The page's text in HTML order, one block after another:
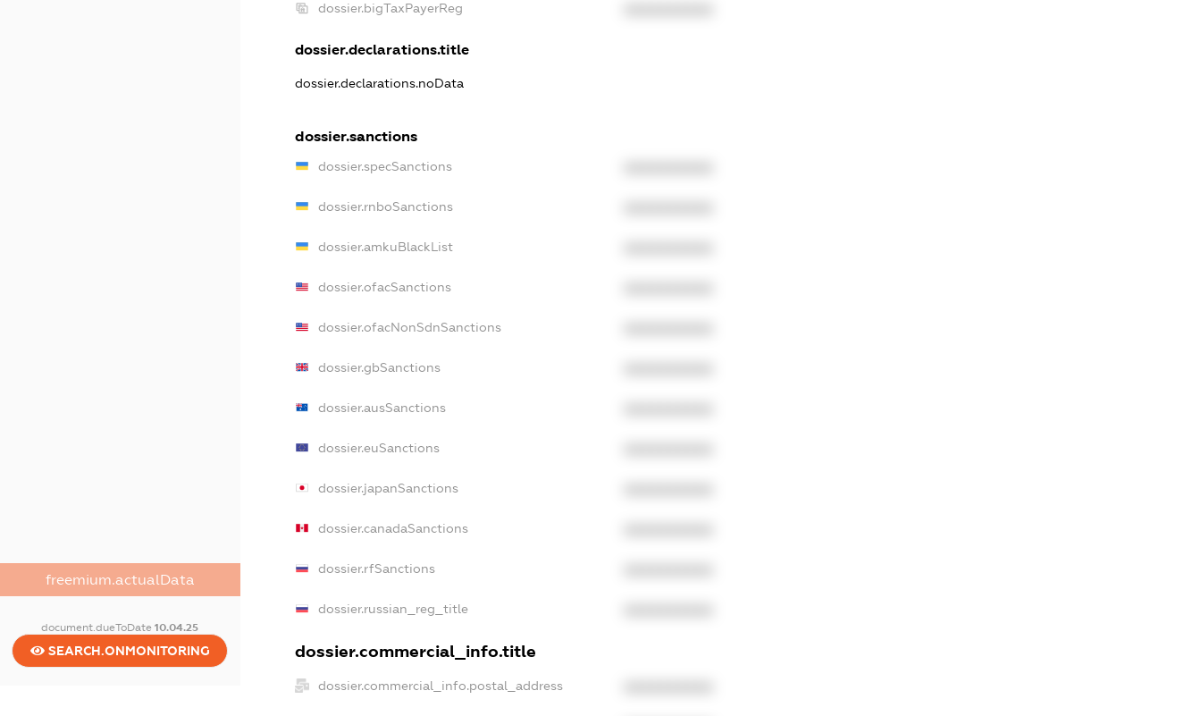
freemium.actualData
document.dueToDate10.04.25
SEARCH.ONMONITORING
dossier.bigTaxPayerReg
dossier.declarations.title
dossier.declarations.noData
dossier.sanctions
dossier.specSanctions
dossier.rnboSanctions
dossier.amkuBlackList
dossier.ofacSanctions
dossier.ofacNonSdnSanctions
dossier.gbSanctions
dossier.ausSanctions
dossier.euSanctions
dossier.japanSanctions
dossier.canadaSanctions
dossier.rfSanctions
dossier.russian_reg_title
dossier.commercial_info.title
dossier.commercial_info.postal_address